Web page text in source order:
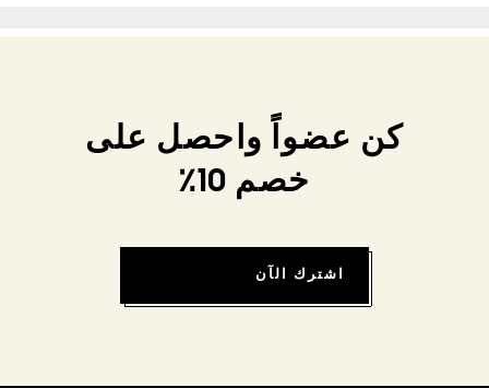
كن عضواً واحصل على
خصم 10٪
اشترك الآن